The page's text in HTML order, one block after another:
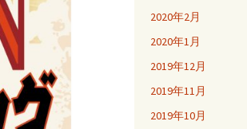
2020年2月
2020年1月
2019年12月
2019年11月
2019年10月